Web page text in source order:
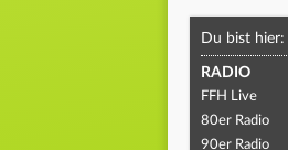
Du bist hier:
RADIO
FFH Live
80er Radio
90er Radio